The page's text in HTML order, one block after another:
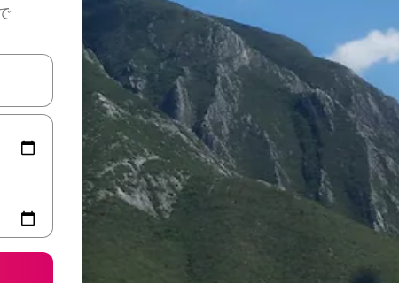
って移動するか、画面をタッチまたはスワイプして検索結果を確認す